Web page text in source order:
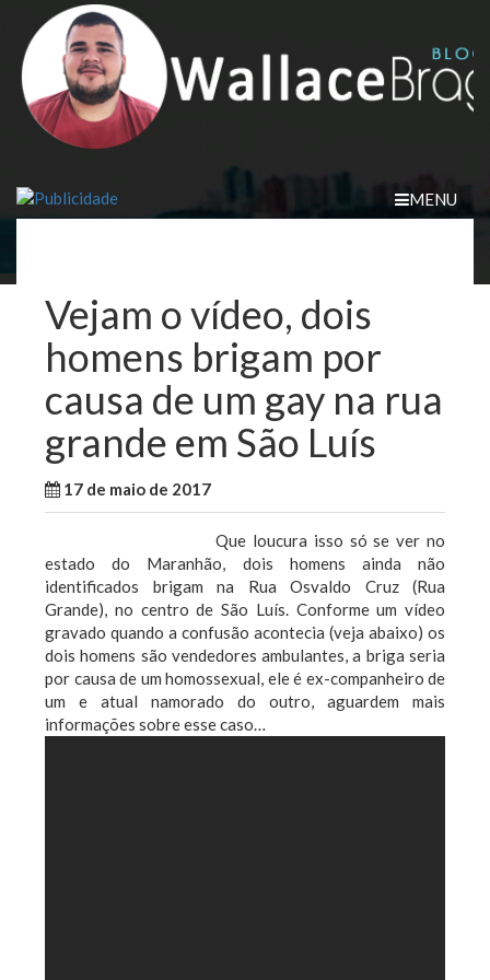
content
MENU
Vejam o vídeo, dois
homens brigam por
causa de um gay na rua
grande em São Luís
17 de maio de 2017
Que loucura isso só se ver no
estado do Maranhão, dois homens ainda não
identificados brigam na Rua Osvaldo Cruz (Rua
Grande), no centro de São Luís. Conforme um vídeo
gravado quando a confusão acontecia (veja abaixo) os
dois homens são vendedores ambulantes, a briga seria
por causa de um homossexual, ele é ex-companheiro de
um e atual namorado do outro, aguardem mais
informações sobre esse caso…